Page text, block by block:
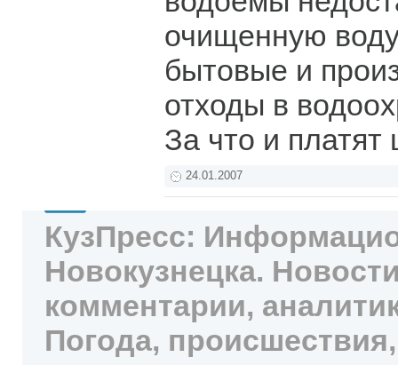
очищенную
бытовые и
отходы в
За что и
24.01.2007
КузПресс:
Новокузнецка.
комментарии,
Погода,